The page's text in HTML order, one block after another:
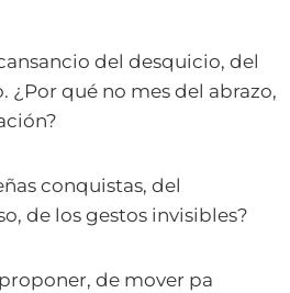
del desquicio, del
¿Por qué no mes del abrazo,
conquistas, del
de los gestos invisibles?
de mover pa